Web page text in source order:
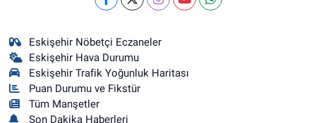
Eskişehir Nöbetçi Eczaneler
Eskişehir Hava Durumu
Eskişehir Trafik Yoğunluk Haritası
Puan Durumu ve Fikstür
Tüm Manşetler
Son Dakika Haberleri